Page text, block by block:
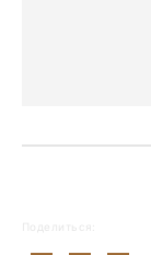
Поделиться: